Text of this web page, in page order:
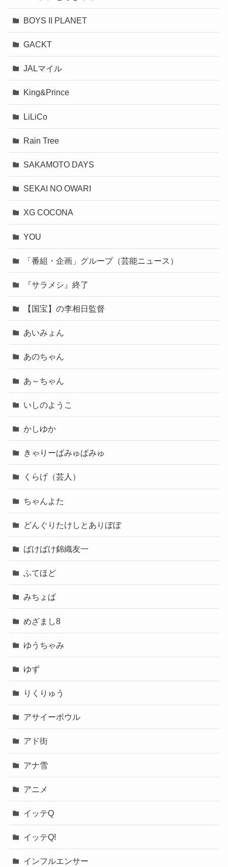
BOYS II PLANET
GACKT
JALマイル
King&Prince
LiLiCo
Rain Tree
SAKAMOTO DAYS
SEKAI NO OWARI
XG COCONA
YOU
「番組・企画」グループ（芸能ニュース）
『サラメシ』終了
【国宝】の李相日監督
あいみょん
あのちゃん
あ～ちゃん
いしのようこ
かしゆか
きゃりーぱみゅぱみゅ
くらげ（芸人）
ちゃんよた
どんぐりたけしとありぼぼ
ばけばけ錦織友一
ふてほど
みちょぱ
めざまし8
ゆうちゃみ
ゆず
りくりゅう
アサイーボウル
アド街
アナ雪
アニメ
イッテQ
イッテQ!
インフルエンサー